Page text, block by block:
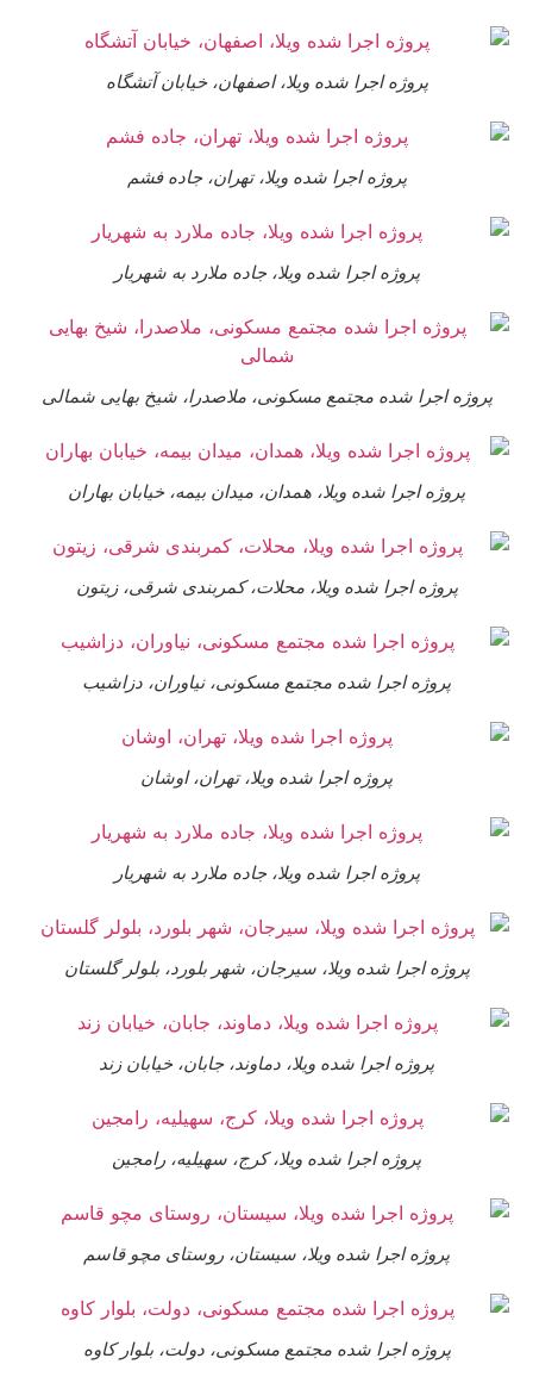
پروژه اجرا شده ویلا، اصفهان، خیابان آتشگاه
پروژه اجرا شده ویلا، تهران، جاده فشم
پروژه اجرا شده ویلا، جاده ملارد به شهریار
اجرا شده مجتمع مسکونی، ملاصدرا، شیخ بهایی شمالی
پروژه اجرا شده ویلا، همدان، میدان بیمه، خیابان بهاران
پروژه اجرا شده ویلا، محلات، کمربندی شرقی، زیتون
پروژه اجرا شده مجتمع مسکونی، نیاوران، دزاشیب
پروژه اجرا شده ویلا، تهران، اوشان
پروژه اجرا شده ویلا، جاده ملارد به شهریار
پروژه اجرا شده ویلا، سیرجان، شهر بلورد، بلولر گلستان
پروژه اجرا شده ویلا، دماوند، جابان، خیابان زند
پروژه اجرا شده ویلا، کرج، سهیلیه، رامجین
پروژه اجرا شده ویلا، سیستان، روستای مچو قاسم
پروژه اجرا شده مجتمع مسکونی، دولت، بلوار کاوه